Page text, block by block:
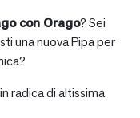
con Orago? Sei
una nuova Pipa per
radica di altissima